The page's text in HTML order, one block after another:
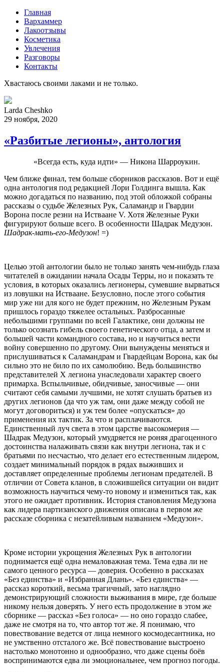
Главная
Вархаммер
Лакоотзывы
Косметика
Увлечения
Разговоры
Контакты
Хвастаюсь своими лаками и не только.
Larda Cheshko
29 ноября, 2020
«Разбитые легионы», антология
«Всегда есть, куда идти» — Никона Шарроукин.
Чем ближе финал, тем больше сборников рассказов. Вот и ещё
одна антология под редакцией Лори Голдинга вышла. Как
можно догадаться по названию, под этой обложкой собраны
рассказы о судьбе Железных Рук, Саламандр и Гвардии
Ворона после резни на Истваане V. Хотя Железные Руки
фигурируют больше всего. В особенности Шадрак Медузон.
Шадрак-мать-его-Медузон! =)
Целью этой антологии было не только занять чем-нибудь глаза
читателей в ожидании начала Осады Терры, но и показать те
условия, в которых оказались легионеры, сумевшие вырваться
из ловушки на Истваане. Безусловно, после этого события
мир уже ни для кого не будет прежним, но Железным Рукам
пришлось гораздо тяжелее остальных. Разбросанные
небольшими группами по всей Галактике, они должны не
только осознать гибель своего генетического отца, а затем и
большей части командного состава, но и научиться вести
войну совершенно по другому. Они вынуждены меняться и
прислушиваться к Саламандрам и Гвардейцам Ворона, как бы
сильно это не било по их самолюбию. Ведь большинство
представителей Х легиона унаследовали характер своего
примарха. Вспыльчивые, обидчивые, заносчивые — они
считают себя самыми лучшими, не хотят слушать братьев из
других легионов (да что уж там, они даже между собой не
могут договориться) и уж тем более «опускаться» до
применения их тактик. За что и расплачиваются.
Единственный луч света в этом царстве высокомерия —
Шадрак Медузон, который умудряется не роняя драгоценного
достоинства налаживать связи как внутри легиона, так и с
братьями по несчастью, что делает его естественным лидером,
создает минимальный порядок в рядах выживших и
доставляет определенные проблемы легионам предателей. В
отличии от Совета кланов, в сложившейся ситуации он видит
возможность научиться чему-то новому и измениться так, как
этого не ожидает противник. История становления Медузона
как лидера партизанского движения описана в первом же
рассказе сборника с незатейливым названием «Медузон».
Кроме истории укрощения Железных Рук в антологии
поднимается ещё одна немаловажная тема. Тема едва ли не
самого ценного ресурса — доверия. Особенно в рассказах
«Без единства» и «Избранная Длань». «Без единства» —
рассказ короткий, весьма трагичный, зато наглядно
демонстрирующий сложности выживания в мире, где больше
никому нельзя доверять. У него есть продолжение в этом же
сборнике — рассказ «Без голоса» — но оно гораздо слабее,
даже не смотря на то, что автор тот же. Я понимаю, что
повествование ведется от лица немного космодесантника, но
не умственно отсталого же. Всё повествование выстроено
настолько монотонно и однообразно, что даже сцены боёв
воспринимаются едва ли эмоциональнее, чем прогноз погоды.